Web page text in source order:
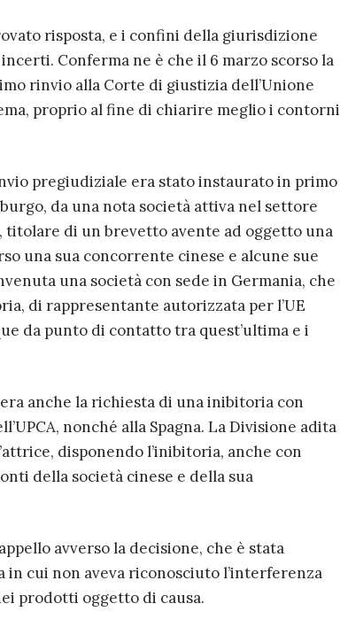
risposta, e i confini della giurisdizione
Conferma ne è che il 6 marzo scorso la
rinvio alla Corte di giustizia dell’Unione
proprio al fine di chiarire meglio i contorni
pregiudiziale era stato instaurato in primo
da una nota società attiva nel settore
di un brevetto avente ad oggetto una
una sua concorrente cinese e alcune sue
una società con sede in Germania, che
di rappresentante autorizzata per l’UE
da punto di contatto tra quest’ultima e i
anche la richiesta di una inibitoria con
nonché alla Spagna. La Divisione adita
disponendo l’inibitoria, anche con
della società cinese e della sua
avverso la decisione, che è stata
in cui non aveva riconosciuto l’interferenza
prodotti oggetto di causa.